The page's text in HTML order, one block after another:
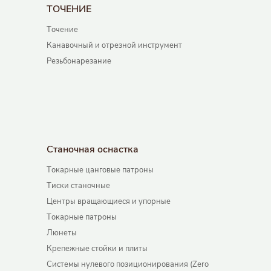
ТОЧЕНИЕ
Точение
Канавочный и отрезной инструмент
Резьбонарезание
Станочная оснастка
Токарные цанговые патроны
Тиски станочные
Центры вращающиеся и упорные
Токарные патроны
Люнеты
Крепежные стойки и плиты
Системы нулевого позиционирования (Zero